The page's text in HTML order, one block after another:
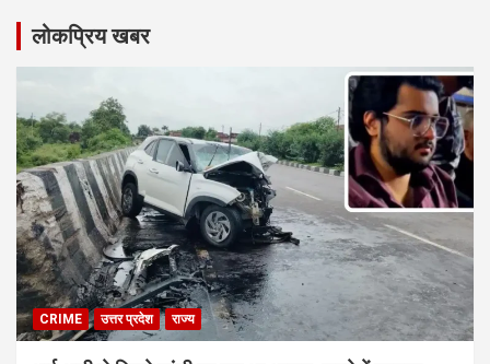
लोकप्रिय खबर
CRIME उत्तर प्रदेश राज्य